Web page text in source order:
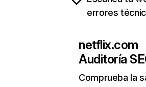
errores
netflix.com
Auditoría
Comprueba la